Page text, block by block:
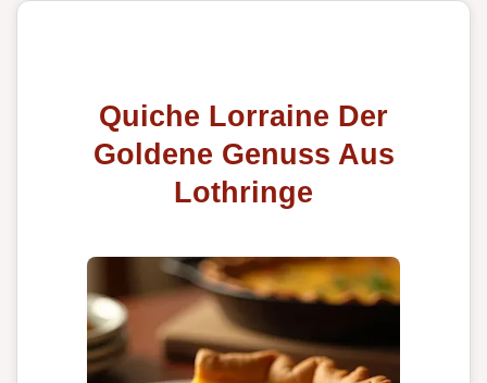
Quiche Lorraine Der
Goldene Genuss Aus
Lothringe